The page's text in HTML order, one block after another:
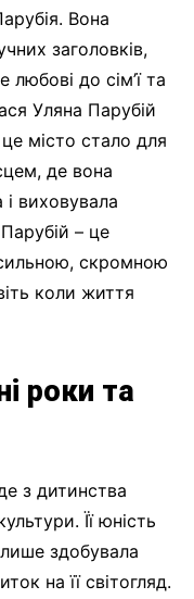
Вона
заголовків,
до сім’ї та
Уляна Парубій
місто стало для
де вона
виховувала
– це
скромною
коли життя
роки та
з дитинства
Її юність
здобувала
на її світогляд.